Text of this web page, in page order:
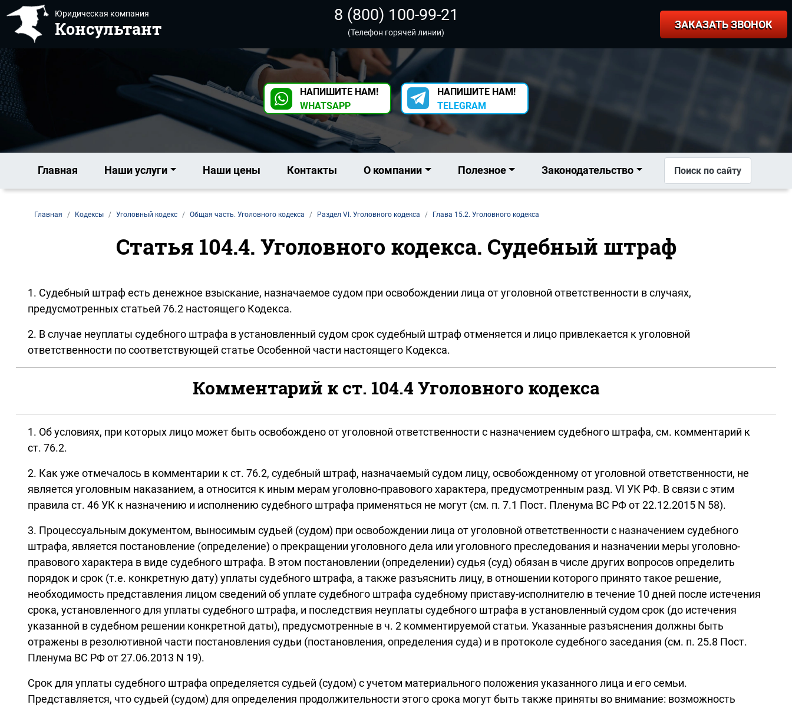
Юридическая компания
Консультант
8 (800) 100-99-21
(Телефон горячей линии)
ЗАКАЗАТЬ ЗВОНОК
НАПИШИТЕ НАМ!
WHATSAPP
НАПИШИТЕ НАМ!
TELEGRAM
Главная Наши услуги Наши цены Контакты О компании Полезное Законодательство Поиск по сайту
Главная Кодексы Уголовный кодекс Общая часть. Уголовного кодекса Раздел VI. Уголовного кодекса Глава 15.2. Уголовного кодекса
Статья 104.4. Уголовного кодекса. Судебный штраф
1. Судебный штраф есть денежное взыскание, назначаемое судом при освобождении лица от уголовной ответственности в случаях,
предусмотренных статьей 76.2 настоящего Кодекса.
2. В случае неуплаты судебного штрафа в установленный судом срок судебный штраф отменяется и лицо привлекается к уголовной
ответственности по соответствующей статье Особенной части настоящего Кодекса.
Комментарий к ст. 104.4 Уголовного кодекса
1. Об условиях, при которых лицо может быть освобождено от уголовной ответственности с назначением судебного штрафа, см. комментарий к
ст. 76.2.
2. Как уже отмечалось в комментарии к ст. 76.2, судебный штраф, назначаемый судом лицу, освобожденному от уголовной ответственности, не
является уголовным наказанием, а относится к иным мерам уголовно-правового характера, предусмотренным разд. VI УК РФ. В связи с этим
правила ст. 46 УК к назначению и исполнению судебного штрафа применяться не могут (см. п. 7.1 Пост. Пленума ВС РФ от 22.12.2015 N 58).
3. Процессуальным документом, выносимым судьей (судом) при освобождении лица от уголовной ответственности с назначением судебного
штрафа, является постановление (определение) о прекращении уголовного дела или уголовного преследования и назначении меры уголовно-
правового характера в виде судебного штрафа. В этом постановлении (определении) судья (суд) обязан в числе других вопросов определить
порядок и срок (т.е. конкретную дату) уплаты судебного штрафа, а также разъяснить лицу, в отношении которого принято такое решение,
необходимость представления лицом сведений об уплате судебного штрафа судебному приставу-исполнителю в течение 10 дней после истечения
срока, установленного для уплаты судебного штрафа, и последствия неуплаты судебного штрафа в установленный судом срок (до истечения
указанной в судебном решении конкретной даты), предусмотренные в ч. 2 комментируемой статьи. Указанные разъяснения должны быть
отражены в резолютивной части постановления судьи (постановления, определения суда) и в протоколе судебного заседания (см. п. 25.8 Пост.
Пленума ВС РФ от 27.06.2013 N 19).
Срок для уплаты судебного штрафа определяется судьей (судом) с учетом материального положения указанного лица и его семьи.
Представляется, что судьей (судом) для определения продолжительности этого срока могут быть также приняты во внимание: возможность